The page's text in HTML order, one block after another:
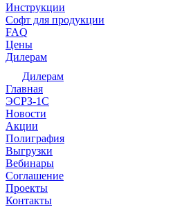
Инструкции
Софт для продукции
FAQ
Цены
Дилерам
Дилерам
Главная
ЭСРЗ-1С
Новости
Акции
Полиграфия
Выгрузки
Вебинары
Соглашение
Проекты
Контакты